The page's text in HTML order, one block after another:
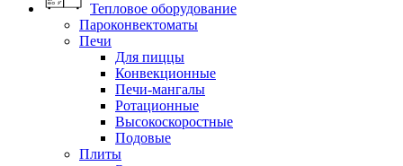
Тепловое оборудование
Пароконвектоматы
Печи
Для пиццы
Конвекционные
Печи-мангалы
Ротационные
Высокоскоростные
Подовые
Плиты